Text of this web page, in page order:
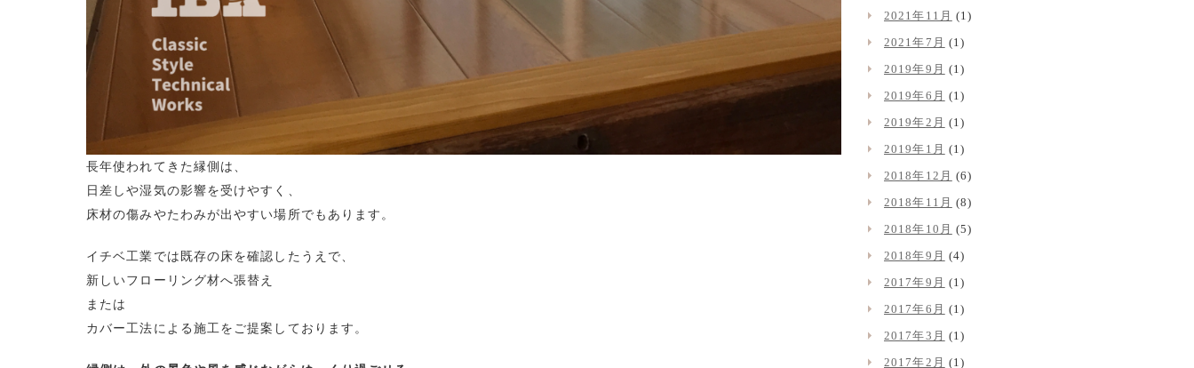
長年使われてきた縁側は、
日差しや湿気の影響を受けやすく、
床材の傷みやたわみが出やすい場所でもあります。
イチベ工業では既存の床を確認したうえで、
新しいフローリング材へ張替え
または
カバー工法による施工をご提案しております。
2021年11月 (1)
2021年7月 (1)
2019年9月 (1)
2019年6月 (1)
2019年2月 (1)
2019年1月 (1)
2018年12月 (6)
2018年11月 (8)
2018年10月 (5)
2018年9月 (4)
2017年9月 (1)
2017年6月 (1)
2017年3月 (1)
2017年2月 (1)